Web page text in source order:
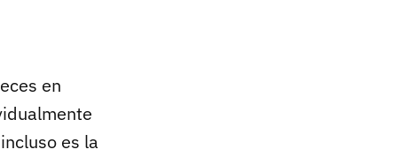
en
es la